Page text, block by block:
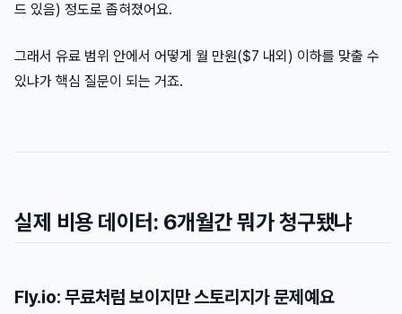
드 있음) 정도로 좁혀졌어요.
그래서 유료 범위 안에서 어떻게 월 만원($7 내외) 이하를 맞출 수
있냐가 핵심 질문이 되는 거죠.
실제 비용 데이터: 6개월간 뭐가 청구됐냐
Fly.io: 무료처럼 보이지만 스토리지가 문제예요